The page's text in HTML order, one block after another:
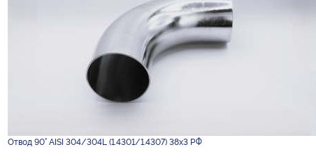
Отвод 90° AISI 304/304L (1.4301/1.4307) 38х3 РФ